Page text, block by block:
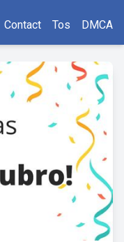
Contact Tos DMCA